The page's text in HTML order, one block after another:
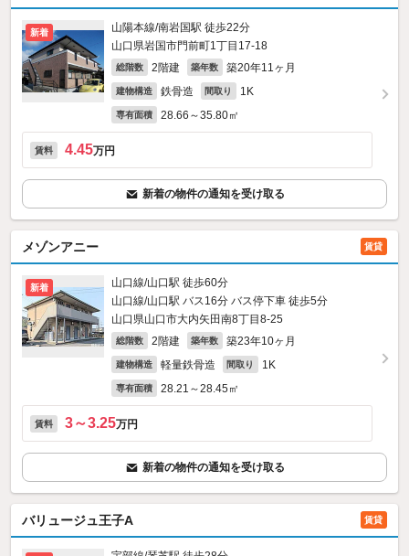
新着
山陽本線/南岩国駅 徒歩22分
山口県岩国市門前町1丁目17-18
総階数 2階建 築年数 築20年11ヶ月
建物構造 鉄骨造 間取り 1K
専有面積 28.66～35.80㎡
賃料 4.45万円
新着の物件の通知を受け取る
メゾンアニー 賃貸
新着
山口線/山口駅 徒歩60分
山口線/山口駅 バス16分 バス停下車 徒歩5分
山口県山口市大内矢田南8丁目8-25
総階数 2階建 築年数 築23年10ヶ月
建物構造 軽量鉄骨造 間取り 1K
専有面積 28.21～28.45㎡
賃料 3～3.25万円
新着の物件の通知を受け取る
バリュージュ王子A 賃貸